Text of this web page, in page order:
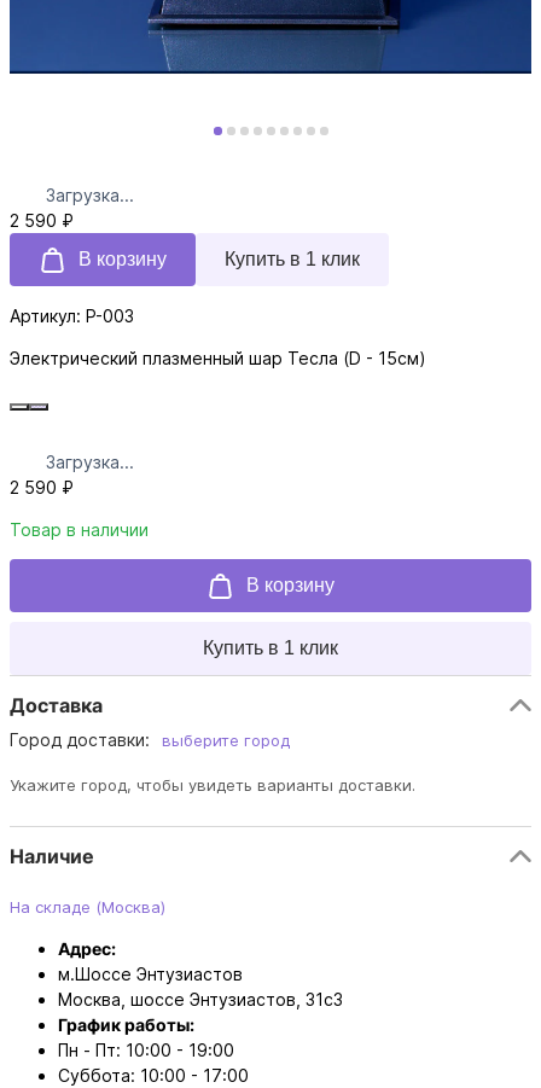
Загрузка...
2 590 ₽
В корзину
Купить в 1 клик
Артикул: P-003
Электрический плазменный шар Тесла (D - 15см)
Загрузка...
2 590 ₽
Товар в наличии
В корзину
Купить в 1 клик
Доставка
Город доставки: выберите город
Укажите город, чтобы увидеть варианты доставки.
Наличие
На складе (Москва)
Адрес:
м.Шоссе Энтузиастов
Москва, шоссе Энтузиастов, 31с3
График работы:
Пн - Пт: 10:00 - 19:00
Суббота: 10:00 - 17:00